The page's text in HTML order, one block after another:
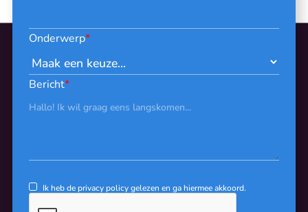
Onderwerp*
Bericht*
Ik heb deprivacy policygelezen en ga hiermee akkoord.